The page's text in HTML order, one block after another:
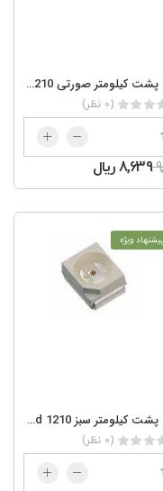
LED پشت کیلومتر صورتی smd 1210
(0 نظر)
8,639 ریال
پیشنهاد ویژه
LED پشت کیلومتر سبز smd 1210
(0 نظر)